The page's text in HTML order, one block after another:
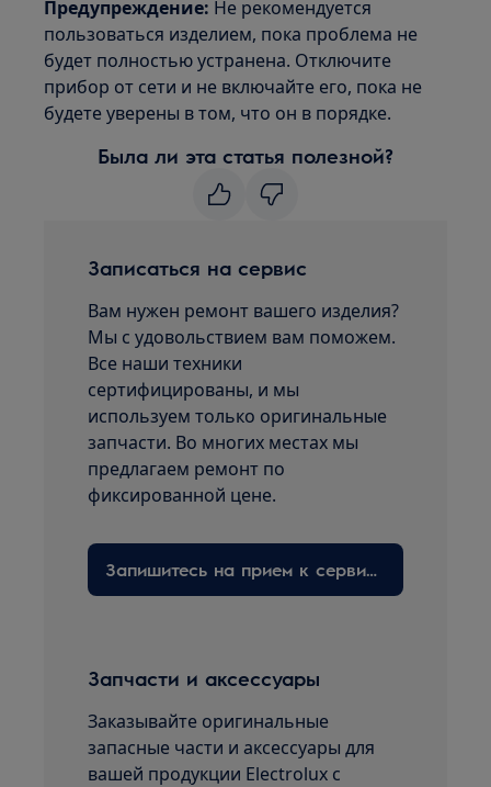
Предупреждение: Не рекомендуется
пользоваться изделием, пока проблема не
будет полностью устранена. Отключите
прибор от сети и не включайте его, пока не
будете уверены в том, что он в порядке.
Была ли эта статья полезной?
Записаться на сервис
Вам нужен ремонт вашего изделия?
Мы с удовольствием вам поможем.
Все наши техники
сертифицированы, и мы
используем только оригинальные
запчасти. Во многих местах мы
предлагаем ремонт по
фиксированной цене.
Запишитесь на прием к сервисному технику здесь
Запчасти и аксессуары
Заказывайте оригинальные
запасные части и аксессуары для
вашей продукции Electrolux с